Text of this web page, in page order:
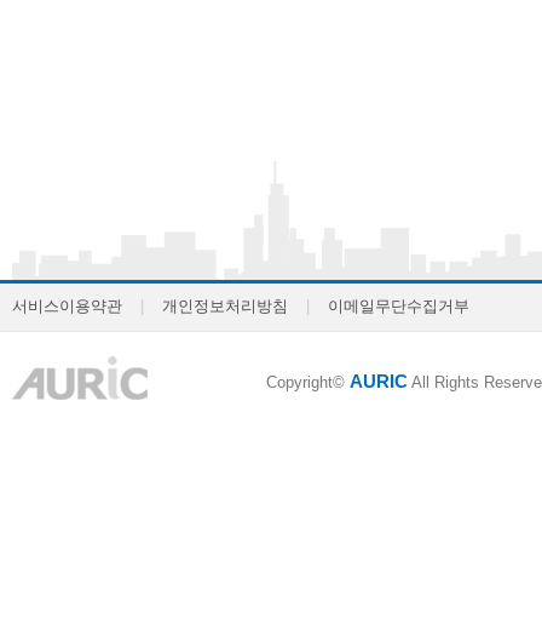
서비스이용약관 개인정보처리방침 이메일무단수집거부
Copyright© AURIC All Rights